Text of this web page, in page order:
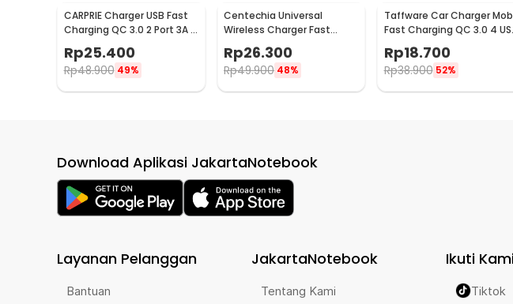
CARPRIE Charger USB Fast
Charging QC 3.0 2 Port 3A -
Rp25.400
Rp48.900 49%
Centechia Universal
Wireless Charger Fast
Charging Station Base 2A
10W - K8
Rp26.300
Rp49.900 48%
Taffware Car Charger
Fast Charging QC 3.0 4
A Port 7A 35W - BK-358
Rp18.700
Rp38.900 52%
Download Aplikasi JakartaNotebook
Layanan Pelanggan
Bantuan
JakartaNotebook
Tentang Kami
Ikuti
Tiktok